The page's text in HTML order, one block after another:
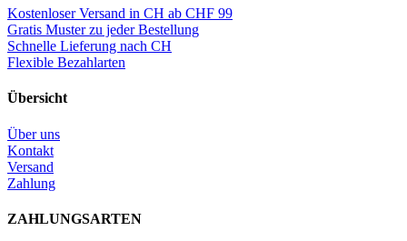
Kostenloser Versand in CH ab CHF 99
Gratis Muster zu jeder Bestellung
Schnelle Lieferung nach CH
Flexible Bezahlarten
Übersicht
Über uns
Kontakt
Versand
Zahlung
ZAHLUNGSARTEN